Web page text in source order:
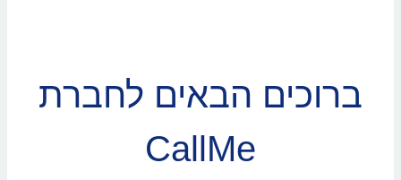
ברוכים הבאים לחברת
CallMe